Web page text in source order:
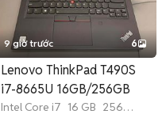
9 giờ trước 6
Lenovo ThinkPad T490S
i7-8665U 16GB/256GB
Intel Core i7 16 GB 256